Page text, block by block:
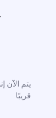
يتم الآن
قريبًا